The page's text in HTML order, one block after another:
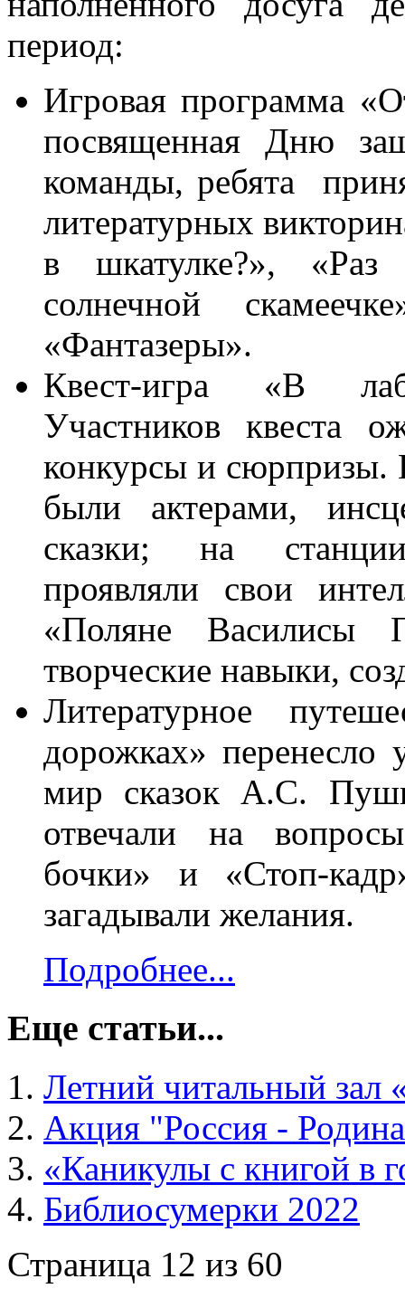
период:
Игровая программа
посвященная Дню
команды, ребята
литературных
в шкатулке?»,
солнечной
«Фантазеры».
Квест-игра «В
Участников квеста
конкурсы и сюрпризы.
были актерами,
сказки; на
проявляли свои
«Поляне Василисы
творческие навыки,
Литературное
дорожках» перенесло
мир сказок А.С.
отвечали на
бочки» и «Стоп-
загадывали желания.
Подробнее...
Еще статьи...
Летний читальный зал
Акция "Россия -
«Каникулы с книгой в
Библиосумерки 2022
Страница 12 из 60